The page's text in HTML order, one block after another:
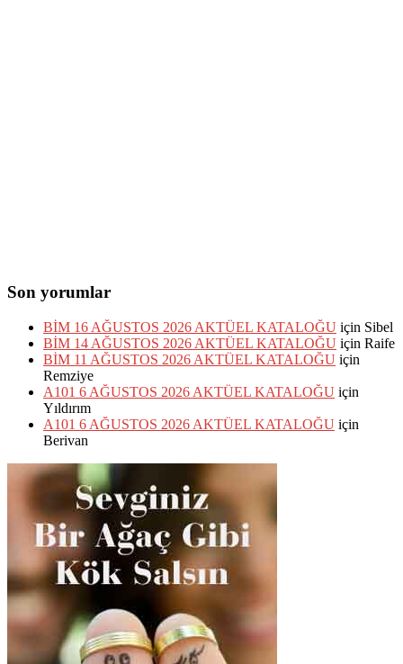
Son yorumlar
BİM 16 AĞUSTOS 2026 AKTÜEL KATALOĞU için Sibel
BİM 14 AĞUSTOS 2026 AKTÜEL KATALOĞU için Raife
BİM 11 AĞUSTOS 2026 AKTÜEL KATALOĞU için
Remziye
A101 6 AĞUSTOS 2026 AKTÜEL KATALOĞU için
Yıldırım
A101 6 AĞUSTOS 2026 AKTÜEL KATALOĞU için
Berivan